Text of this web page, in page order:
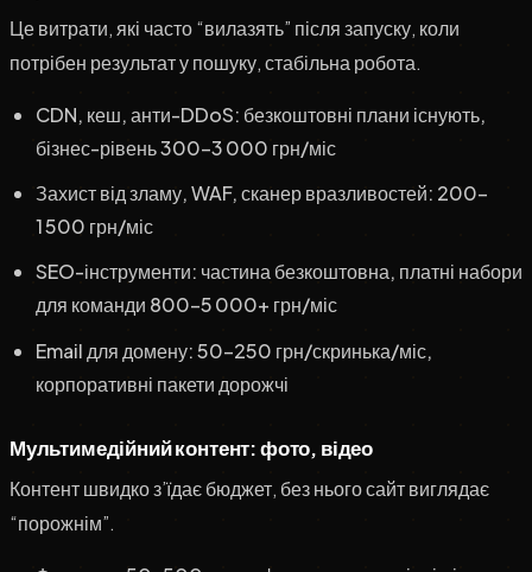
Це витрати, які часто “вилазять” після запуску, коли
потрібен результат у пошуку, стабільна робота.
CDN, кеш, анти-DDoS: безкоштовні плани існують,
бізнес-рівень 300–3 000 грн/міс
Захист від зламу, WAF, сканер вразливостей: 200–
1 500 грн/міс
SEO-інструменти: частина безкоштовна, платні набори
для команди 800–5 000+ грн/міс
Email для домену: 50–250 грн/скринька/міс,
корпоративні пакети дорожчі
Мультимедійний контент: фото, відео
Контент швидко з’їдає бюджет, без нього сайт виглядає
“порожнім”.